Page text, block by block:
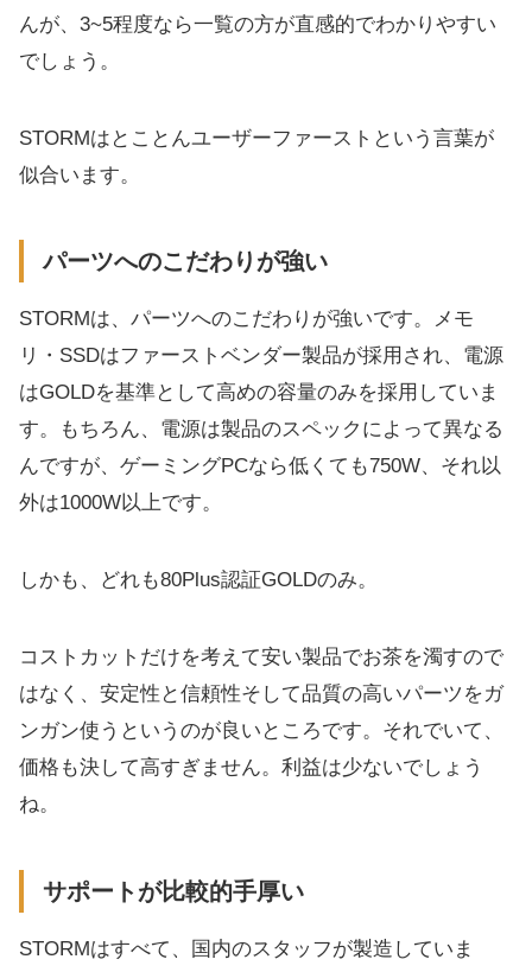
んが、3~5程度なら一覧の方が直感的でわかりやすい
でしょう。
STORMはとことんユーザーファーストという言葉が
似合います。
パーツへのこだわりが強い
STORMは、パーツへのこだわりが強いです。メモ
リ・SSDはファーストベンダー製品が採用され、電源
はGOLDを基準として高めの容量のみを採用していま
す。もちろん、電源は製品のスペックによって異なる
んですが、ゲーミングPCなら低くても750W、それ以
外は1000W以上です。
しかも、どれも80Plus認証GOLDのみ。
コストカットだけを考えて安い製品でお茶を濁すので
はなく、安定性と信頼性そして品質の高いパーツをガ
ンガン使うというのが良いところです。それでいて、
価格も決して高すぎません。利益は少ないでしょう
ね。
サポートが比較的手厚い
STORMはすべて、国内のスタッフが製造していま